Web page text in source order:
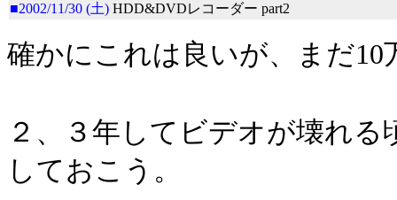
■2002/11/30 (土) HDD&DVDレコーダー part2
確かにこれは良いが、まだ
２、３年してビデオが壊れ
しておこう。